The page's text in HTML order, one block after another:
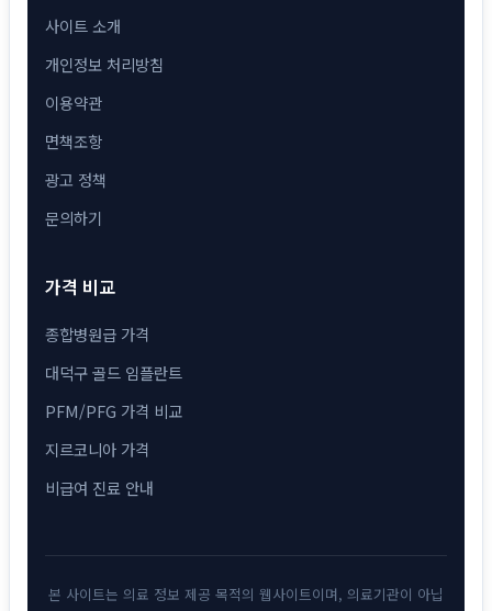
사이트 소개
개인정보 처리방침
이용약관
면책조항
광고 정책
문의하기
가격 비교
종합병원급 가격
대덕구 골드 임플란트
PFM/PFG 가격 비교
지르코니아 가격
비급여 진료 안내
본 사이트는 의료 정보 제공 목적의 웹사이트이며, 의료기관이 아닙